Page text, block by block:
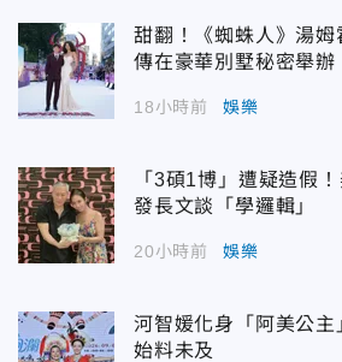
甜翻！《蜘蛛人》湯
傳在豪華別墅秘密舉辦
18小時前 娛樂
「3碩1博」遭疑造假
發長文談「學邏輯」
20小時前 娛樂
河智媛化身「阿美公
始料未及